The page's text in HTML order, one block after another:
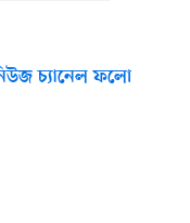
চ্যানেল ফলো